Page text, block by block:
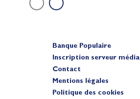
Banque Populaire
Inscription serveur média
Contact
Mentions légales
Politique des cookies